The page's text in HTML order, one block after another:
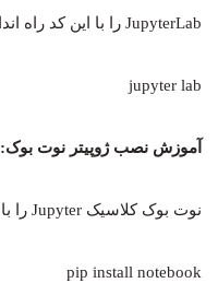
JupyterLab را با این کد راه اندازی نمایید:
jupyter lab
آموزش نصب ژوپیتر نوت بوک:
نوت بوک کلاسیک Jupyter را با موارد زیر نصب کنید:
pip install notebook